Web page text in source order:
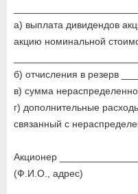
а) выплата дивидендов
акцию номинальной
б) отчисления в резерв
в) сумма
г) дополнительные
связанный с
Акционер
(Ф.И.О., адрес)